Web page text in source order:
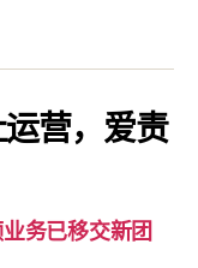
知：
爱
责
营，爱责
务已移交新团